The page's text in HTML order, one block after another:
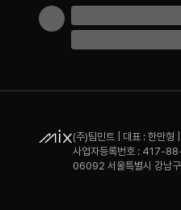
(주)팀민트 | 대표 : 한만
사업자등록번호 : 417-
06092 서울특별시 강남